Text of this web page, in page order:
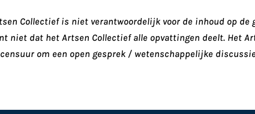
Collectief is niet verantwoordelijk voor de inhoud op de
niet dat het Artsen Collectief alle opvattingen deelt. Het
om een open gesprek / wetenschappelijke